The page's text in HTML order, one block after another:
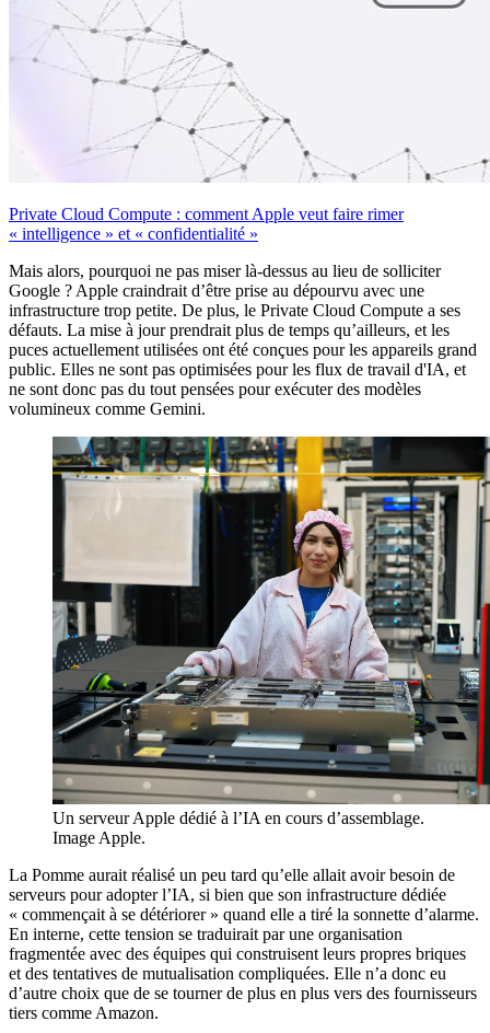
Private Cloud Compute : comment Apple veut faire rimer
« intelligence » et « confidentialité »
Mais alors, pourquoi ne pas miser là-dessus au lieu de solliciter
Google ? Apple craindrait d’être prise au dépourvu avec une
infrastructure trop petite. De plus, le Private Cloud Compute a ses
défauts. La mise à jour prendrait plus de temps qu’ailleurs, et les
puces actuellement utilisées ont été conçues pour les appareils grand
public. Elles ne sont pas optimisées pour les flux de travail d'IA, et
ne sont donc pas du tout pensées pour exécuter des modèles
volumineux comme Gemini.
Un serveur Apple dédié à l’IA en cours d’assemblage.
Image Apple.
La Pomme aurait réalisé un peu tard qu’elle allait avoir besoin de
serveurs pour adopter l’IA, si bien que son infrastructure dédiée
« commençait à se détériorer » quand elle a tiré la sonnette d’alarme.
En interne, cette tension se traduirait par une organisation
fragmentée avec des équipes qui construisent leurs propres briques
et des tentatives de mutualisation compliquées. Elle n’a donc eu
d’autre choix que de se tourner de plus en plus vers des fournisseurs
tiers comme Amazon.